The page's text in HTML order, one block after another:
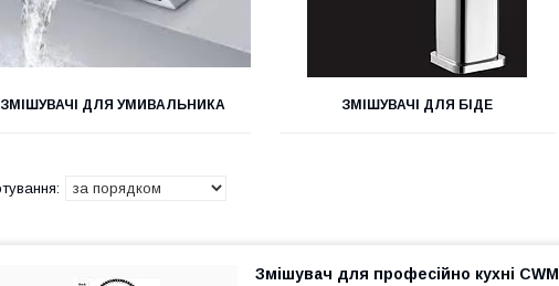
ЗМІШУВАЧІ ДЛЯ УМИВАЛЬНИКА ЗМІШУВАЧІ ДЛЯ БІДЕ
Змішувач для професійно кухні CWM